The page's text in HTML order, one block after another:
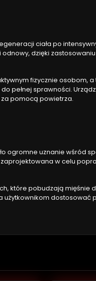
ciała po
dzięki
fizycznie osobom,
pełnej sprawności.
pomocą powietrza.
ogromne uznanie wśród
w celu
które pobudzają mięśnie
dostosować